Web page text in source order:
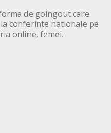
de goingout care
conferinte nationale pe
online, femei.